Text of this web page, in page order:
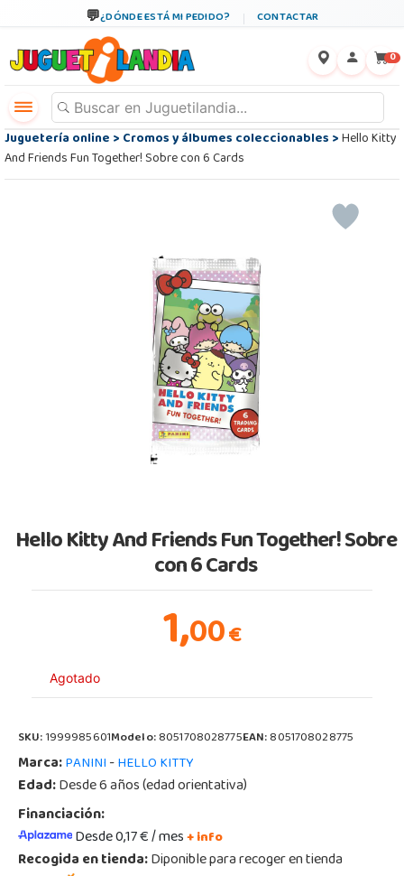
¿DÓNDE ESTÁ MI PEDIDO? CONTACTAR
0
Juguetería online>Cromos y álbumes coleccionables>Hello Kitty
And Friends Fun Together! Sobre con 6 Cards
Hello Kitty And Friends Fun Together! Sobre
con 6 Cards
1,00€
Agotado
SKU:1999985601Modelo:8051708028775EAN:8051708028775
Marca:PANINI-HELLO KITTY
Edad:Desde 6 años (edad orientativa)
Financiación:
Desde 0,17 € / mes+ info
Recogida en tienda:Diponible para recoger en tienda